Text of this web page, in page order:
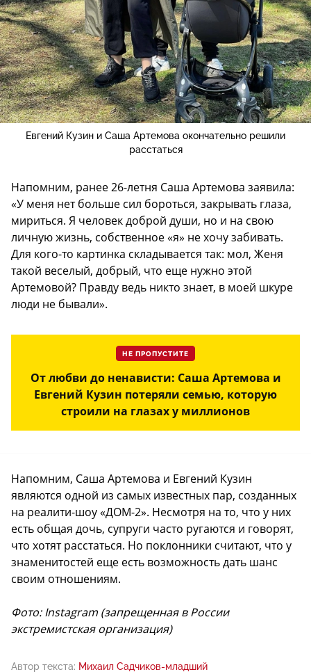
Евгений Кузин и Саша Артемова окончательно решили
расстаться
Напомним, ранее 26-летня Саша Артемова заявила:
«У меня нет больше сил бороться, закрывать глаза,
мириться. Я человек доброй души, но и на свою
личную жизнь, собственное «я» не хочу забивать.
Для кого-то картинка складывается так: мол, Женя
такой веселый, добрый, что еще нужно этой
Артемовой? Правду ведь никто знает, в моей шкуре
люди не бывали».
НЕ ПРОПУСТИТЕ
От любви до ненависти: Саша Артемова и
Евгений Кузин потеряли семью, которую
строили на глазах у миллионов
Напомним, Саша Артемова и Евгений Кузин
являются одной из самых известных пар, созданных
на реалити-шоу «ДОМ-2». Несмотря на то, что у них
есть общая дочь, супруги часто ругаются и говорят,
что хотят расстаться. Но поклонники считают, что у
знаменитостей еще есть возможность дать шанс
своим отношениям.
Фото: Instagram (запрещенная в России
экстремистская организация)
Автор текста: Михаил Садчиков-младший